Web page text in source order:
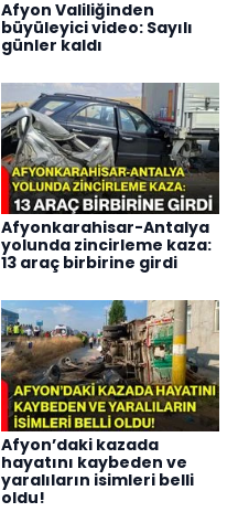
Afyon Valiliğinden
büyüleyici video: Sayılı
günler kaldı
Afyonkarahisar-Antalya
yolunda zincirleme kaza:
13 araç birbirine girdi
Afyon’daki kazada
hayatını kaybeden ve
yaralıların isimleri belli
oldu!